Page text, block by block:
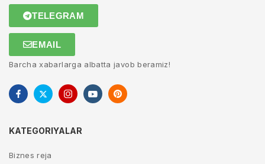
TELEGRAM
EMAIL
Barcha xabarlarga albatta javob beramiz!
KATEGORIYALAR
Biznes reja